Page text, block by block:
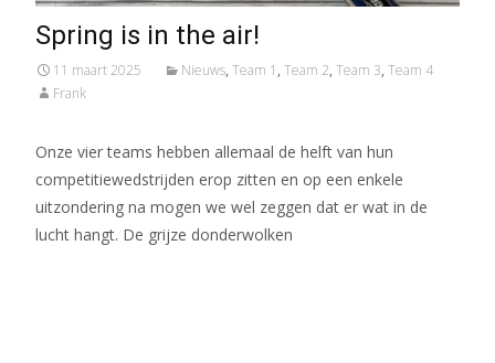
Spring is in the air!
11 maart 2025 Nieuws, Team 1 , Team 2, Team 3, Team 4
Frank
Onze vier teams hebben allemaal de helft van hun
competitiewedstrijden erop zitten en op een enkele
uitzondering na mogen we wel zeggen dat er wat in de
lucht hangt. De grijze donderwolken